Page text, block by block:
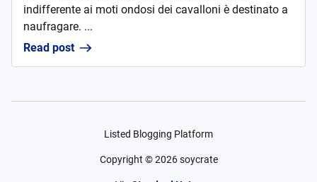
indifferente ai moti ondosi dei cavalloni è destinato a
naufragare. ...
Read post
Listed Blogging Platform
Copyright ©2026 soycrate